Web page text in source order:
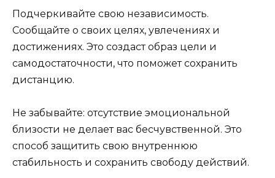
Подчеркивайте свою независимость.
Сообщайте о своих целях, увлечениях и
достижениях. Это создаст образ цели и
самодостаточности, что поможет сохранить
дистанцию.
Не забывайте: отсутствие эмоциональной
близости не делает вас бесчувственной. Это
способ защитить свою внутреннюю
стабильность и сохранить свободу действий.